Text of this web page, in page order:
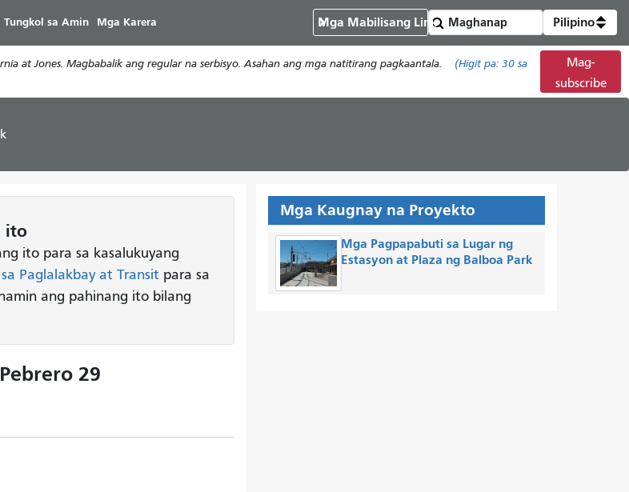
ang
pangunahing
nilalaman
Tungkol sa Amin Mga Karera Mga Mabilisang Link Pilipino
at Jones. Magbabalik ang regular na serbisyo. Asahan ang mga natitirang pagkaantala. (Higit pa: 30 sa
Mag-
subscribe
ito
ito para sa kasalukuyang
Paglalakbay at Transit para sa
ang pahinang ito bilang
29
Mga Kaugnay na Proyekto
Mga Pagpapabuti sa Lugar ng
Estasyon at Plaza ng Balboa Park